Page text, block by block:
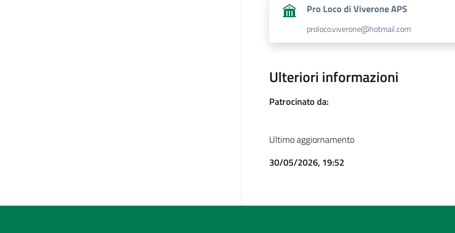
Pro Loco di Viverone APS
proloco.viverone@hotmail.com
Ulteriori informazioni
Patrocinato da:
Ultimo aggiornamento
30/05/2026, 19:52